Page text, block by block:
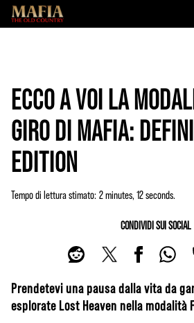
ECCO A VOI LA
GIRO DI MAFIA:
EDITION
Tempo di lettura stimato 2 minutes, 12 seconds
CONDIVIDI SUI SOCIAL
Prendetevi una pausa dalla vita da
esplorate Lost Heaven nella modalità